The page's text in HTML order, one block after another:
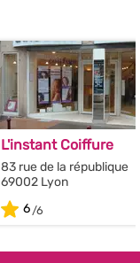
L'instant Coiffure
83 rue de la république
69002 Lyon
6